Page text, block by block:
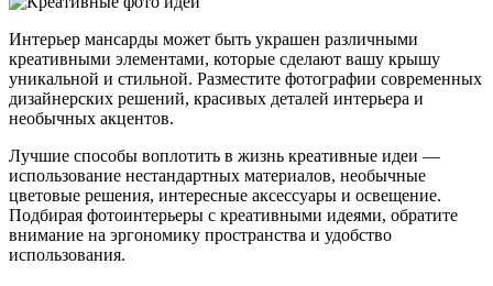
Интерьер мансарды может быть украшен различными
креативными элементами, которые сделают вашу крышу
уникальной и стильной. Разместите фотографии современных
дизайнерских решений, красивых деталей интерьера и
необычных акцентов.
Лучшие способы воплотить в жизнь креативные идеи —
использование нестандартных материалов, необычные
цветовые решения, интересные аксессуары и освещение.
Подбирая фотоинтерьеры с креативными идеями, обратите
внимание на эргономику пространства и удобство
использования.